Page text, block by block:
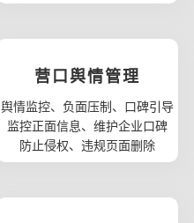
营口舆情管理
舆情监控、负面压制、口碑引导
监控正面信息、维护企业口碑
防止侵权、违规页面删除